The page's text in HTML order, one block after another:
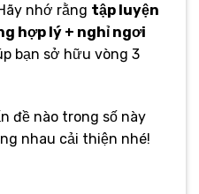
nhớ rằng tập luyện
hợp lý + nghỉ ngơi
bạn sở hữu vòng 3
đề nào trong số này
nhau cải thiện nhé!